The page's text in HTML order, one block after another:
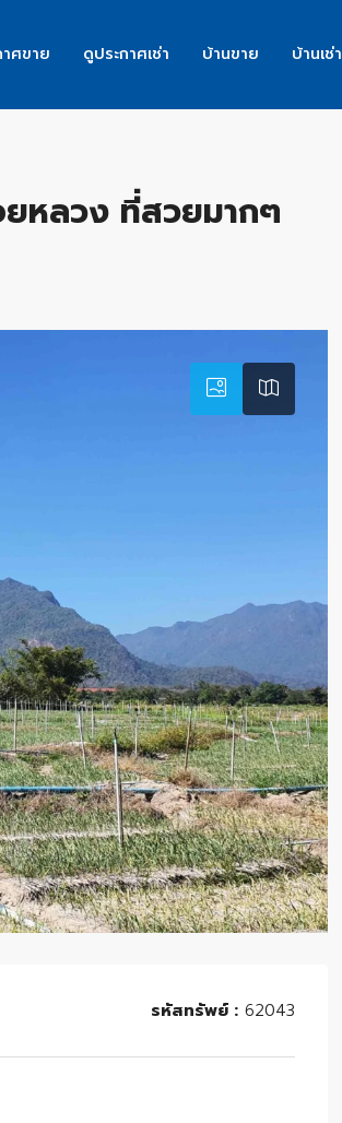
ศขาย ดูประกาศเช่า บ้านขาย บ้านเช่า
ยหลวง ที่สวยมากๆ
รหัสทรัพย์ : 62043